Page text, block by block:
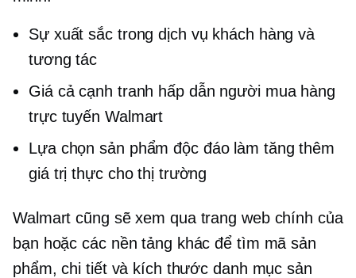
Sự xuất sắc trong dịch vụ khách hàng và
tương tác
Giá cả cạnh tranh hấp dẫn người mua hàng
trực tuyến Walmart
Lựa chọn sản phẩm độc đáo làm tăng thêm
giá trị thực cho thị trường
Walmart cũng sẽ xem qua trang web chính của
bạn hoặc các nền tảng khác để tìm mã sản
phẩm, chi tiết và kích thước danh mục sản